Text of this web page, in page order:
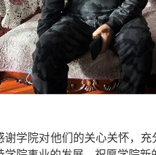
谢学院对他们的关心关怀，